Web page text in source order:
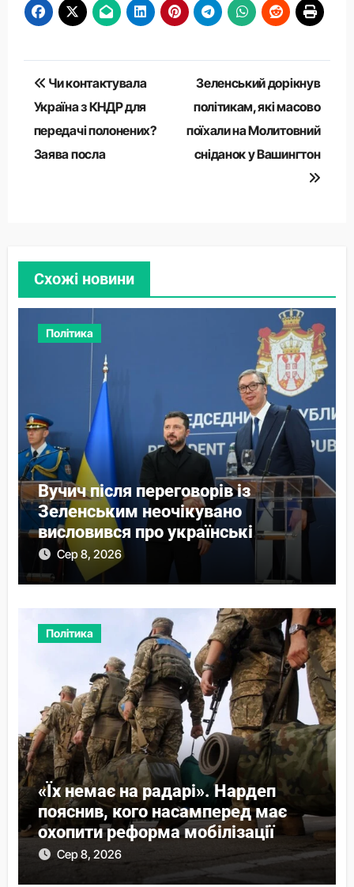
Навігація
записів
Чи контактувала
Україна з КНДР для
передачі полонених?
Заява посла
Зеленський дорікнув
політикам, які масово
поїхали на Молитовний
сніданок у Вашингтон
Схожі новини
Політика
Вучич після переговорів із
Зеленським неочікувано
висловився про українські
території
Сер 8, 2026
Політика
«Їх немає на радарі». Нардеп
пояснив, кого насамперед має
охопити реформа мобілізації
Сер 8, 2026